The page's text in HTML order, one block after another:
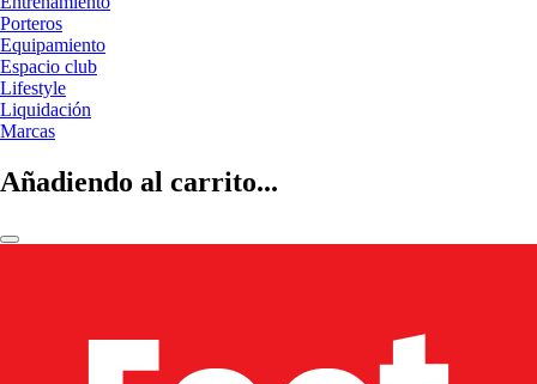
Porteros
Equipamiento
Espacio club
Lifestyle
Liquidación
Marcas
Añadiendo al carrito...